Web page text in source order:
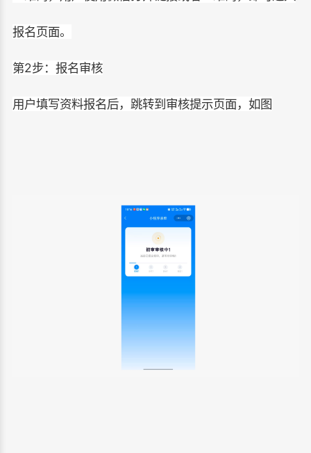
报名页面。
第2步：报名审核
用户填写资料报名后，跳转到审核提示页面，如图